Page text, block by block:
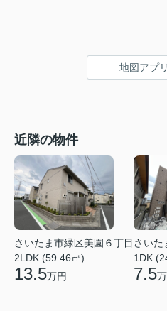
地図アプ
近隣の物件
さいたま市緑区美園６丁目
2LDK (59.46㎡)
13.5万円
さいた
1DK
7.5